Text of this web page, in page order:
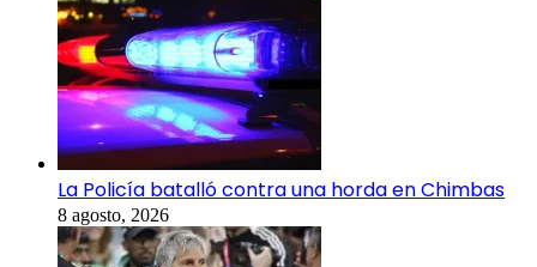
La Policía batalló contra una horda en Chimbas
8 agosto, 2026